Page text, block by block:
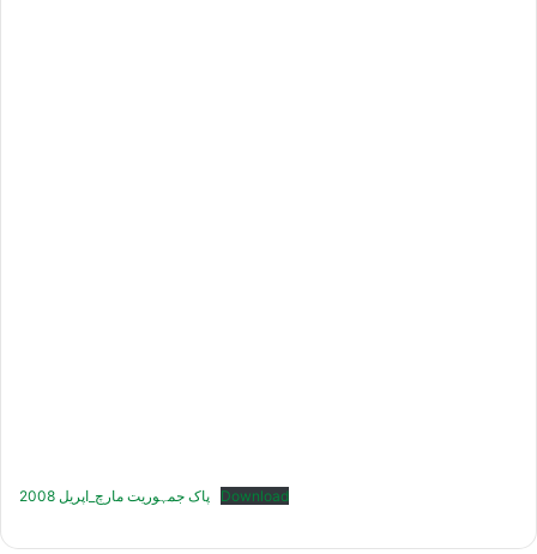
پاک جمہوریت مارچ_اپریل 2008 Download